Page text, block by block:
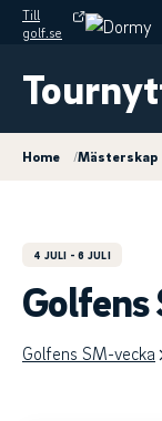
Till
golf.se
Home /Mästerskap
4 JULI - 6 JULI
Golfens SM-vecka